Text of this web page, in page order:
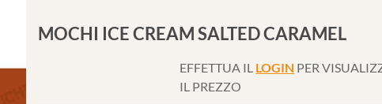
MOCHI ICE CREAM SALTED CARAMEL
EFFETTUA IL LOGIN PER
IL PREZZO